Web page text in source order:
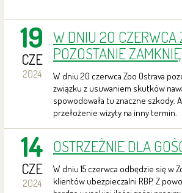
19
CZE
2024
W DNIU 20 CZERWCA
POZOSTANIE
W dniu 20 czerwca Zoo Ostrava
związku z usuwaniem skutków
spowodowała tu znaczne szkody.
przełożenie wizyty na inny termin.
14
CZE
2024
OSTRZEŻNIE DLA
W dniu 15 czerwca odbędzie się w
klientów ubezpieczalni RBP. Z